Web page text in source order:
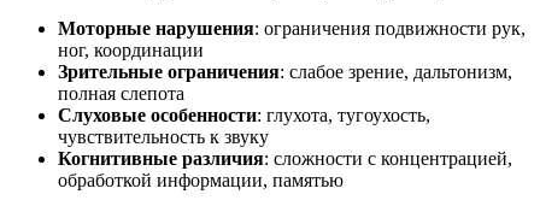
Моторные нарушения: ограничения подвижности рук,
ног, координации
Зрительные ограничения: слабое зрение, дальтонизм,
полная слепота
Слуховые особенности: глухота, тугоухость,
чувствительность к звуку
Когнитивные различия: сложности с концентрацией,
обработкой информации, памятью